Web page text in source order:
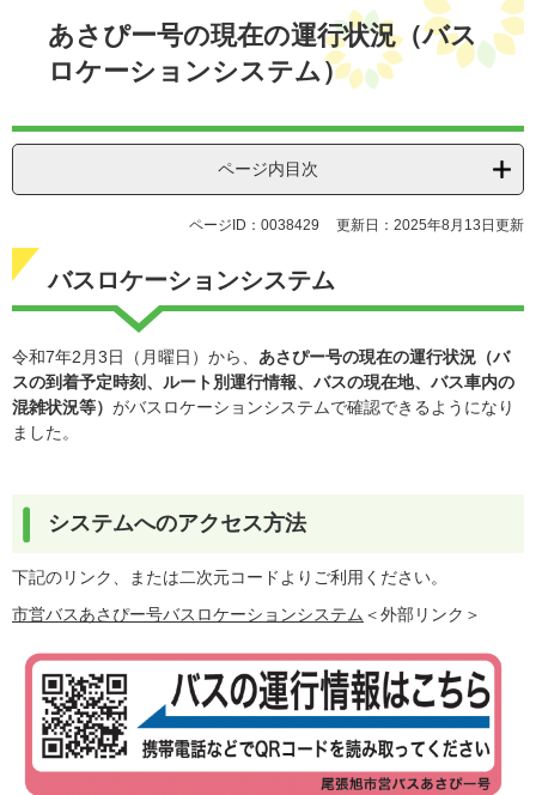
あさぴー号の現在の運行状況（バス
ロケーションシステム）
ページ内目次
ページID：0038429 更新日：2025年8月13日更新
バスロケーションシステム
令和7年2月3日（月曜日）から、 あさぴー号の現在の運行状況（バ
スの到着予定時刻、ルート別運行情報、バスの現在地、バス車内の
混雑状況等） がバスロケーションシステムで確認できるようになり
ました。
システムへのアクセス方法
下記のリンク、または二次元コードよりご利用ください。
市営バスあさぴー号バスロケーションシステム ＜外部リンク＞